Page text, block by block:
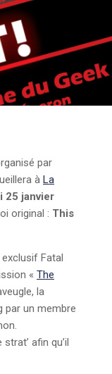
par
à La
25 janvier
original : This
Fatal
« The
la
par un membre
afin qu’il